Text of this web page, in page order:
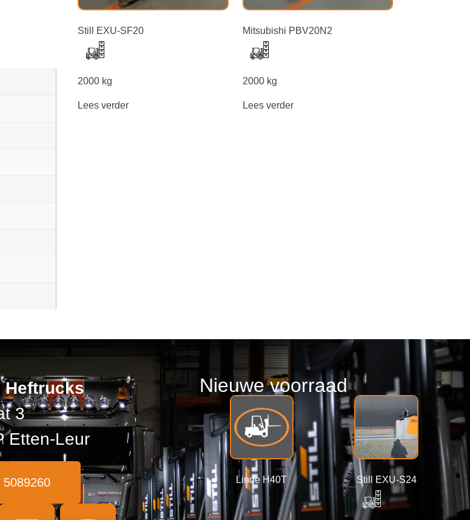
Still EXU-SF20
2000 kg
Lees verder
Mitsubishi PBV20N2
2000 kg
Lees verder
Heftrucks
3
Etten-Leur
5089260
Nieuwe voorraad
Linde H40T Still EXU-S24